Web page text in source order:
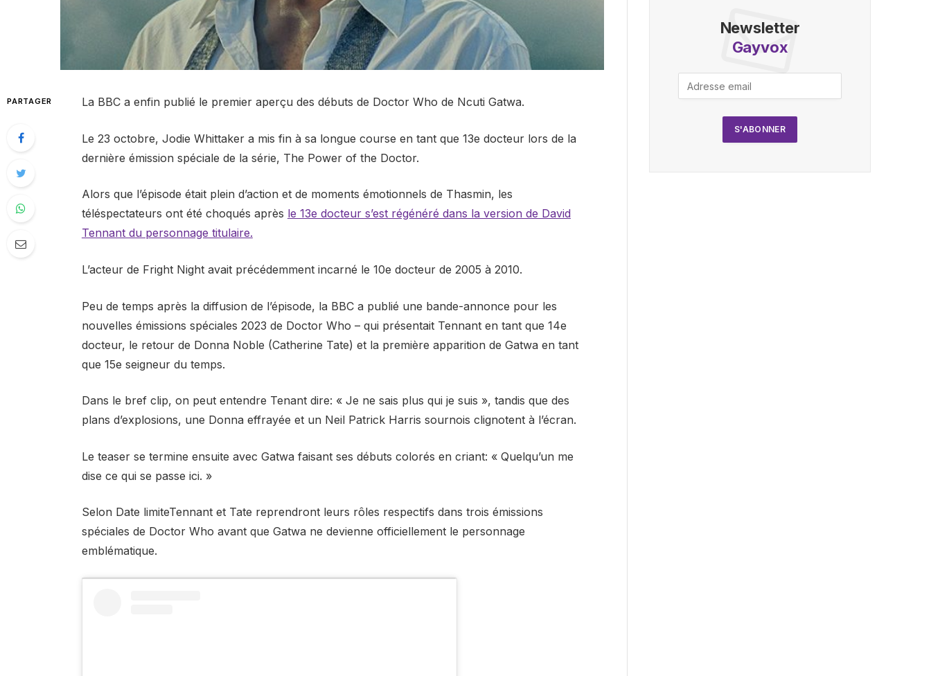
PARTAGER La BBC a enfin publié le premier aperçu des débuts de Doctor Who de Ncuti Gatwa.
Le 23 octobre, Jodie Whittaker a mis fin à sa longue course en tant que 13e docteur lors de la
dernière émission spéciale de la série, The Power of the Doctor.
Alors que l’épisode était plein d’action et de moments émotionnels de Thasmin, les
téléspectateurs ont été choqués après le 13e docteur s’est régénéré dans la version de David
Tennant du personnage titulaire.
L’acteur de Fright Night avait précédemment incarné le 10e docteur de 2005 à 2010.
Peu de temps après la diffusion de l’épisode, la BBC a publié une bande-annonce pour les
nouvelles émissions spéciales 2023 de Doctor Who – qui présentait Tennant en tant que 14e
docteur, le retour de Donna Noble (Catherine Tate) et la première apparition de Gatwa en tant
que 15e seigneur du temps.
Dans le bref clip, on peut entendre Tenant dire: « Je ne sais plus qui je suis », tandis que des
plans d’explosions, une Donna effrayée et un Neil Patrick Harris sournois clignotent à l’écran.
Le teaser se termine ensuite avec Gatwa faisant ses débuts colorés en criant: « Quelqu’un me
dise ce qui se passe ici. »
Selon Date limiteTennant et Tate reprendront leurs rôles respectifs dans trois émissions
spéciales de Doctor Who avant que Gatwa ne devienne officiellement le personnage
emblématique.
Newsletter
Gayvox